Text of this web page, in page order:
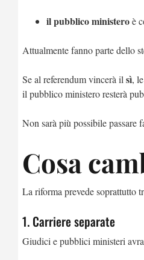
il pubblico ministeroè
Attualmente fanno parte dello
Se al referendum vincerà il sì,
il pubblico ministero resterà
Non sarà più possibile passare
Cosa
La riforma prevede soprattutto
1. Carriere separate
Giudici e pubblici ministeri